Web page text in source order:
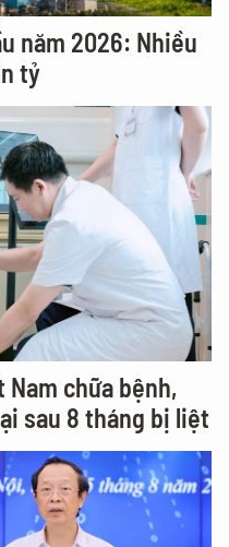
năm 2026: Nhiều
tỷ
Nam chữa bệnh,
sau 8 tháng bị liệt